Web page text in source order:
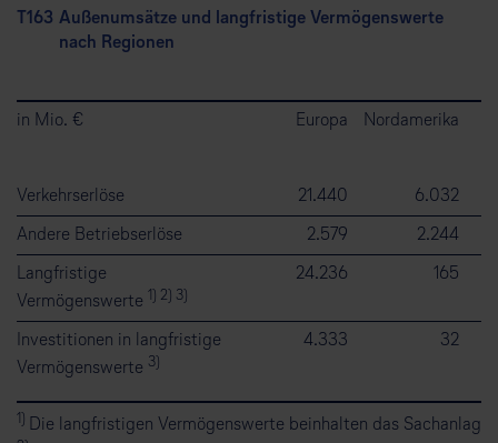
T163 Außenumsätze und langfristige Vermögenswerte
nach Regionen
in Mio. € Europa Nordamerika
Verkehrserlöse 21.440 6.032
Andere Betriebserlöse 2.579 2.244
Langfristige
Vermögenswerte 1) 2) 3)
24.236 165
Investitionen in langfristige
Vermögenswerte 3)
4.333 32
1) Die langfristigen Vermögenswerte beinhalten das